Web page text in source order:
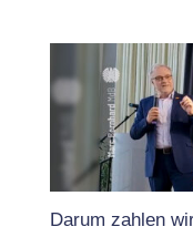
Darum zahlen